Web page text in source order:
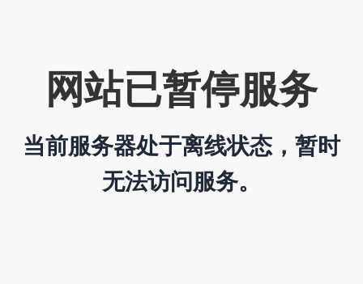
网站已暂停服务
当前服务器处于离线状态，暂时
无法访问服务。